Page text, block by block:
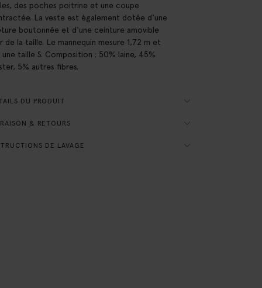
des poches poitrine et une coupe
La veste est également dotée d'une
boutonnée et d'une ceinture amovible
de la taille. Le mannequin mesure 1,72 m et
taille S. Composition : 50% laine, 45%
5% autres fibres.
DU PRODUIT
& RETOURS
DE LAVAGE